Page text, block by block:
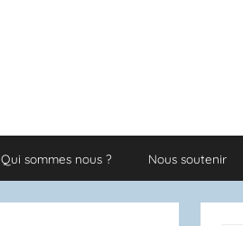
Qui sommes nous ? Nous soutenir